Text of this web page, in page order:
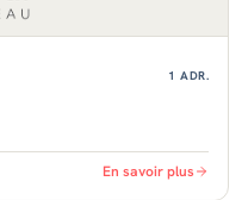
1 ADR.
En savoir plus